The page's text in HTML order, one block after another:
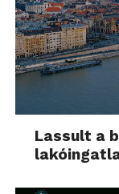
Lassult a